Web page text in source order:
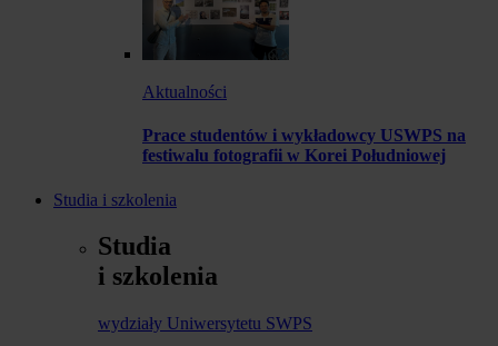
Aktualności
Prace studentów i wykładowcy USWPS na
festiwalu fotografii w Korei Południowej
Studia i szkolenia
Studia
i szkolenia
wydziały Uniwersytetu SWPS